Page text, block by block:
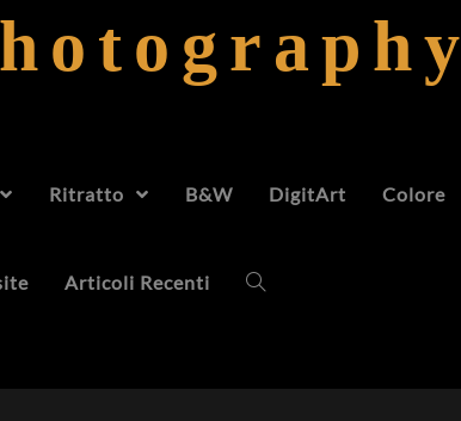
Ritratto B&W DigitArt Colore
Articoli Recenti